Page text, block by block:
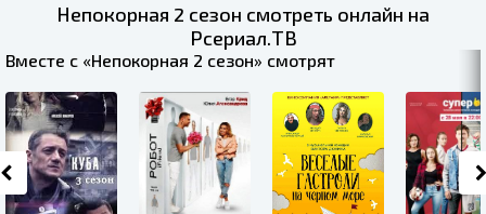
Непокорная 2 сезон смотреть онлайн на
Рсериал.ТВ
Вместе с «Непокорная 2 сезон» смотрят